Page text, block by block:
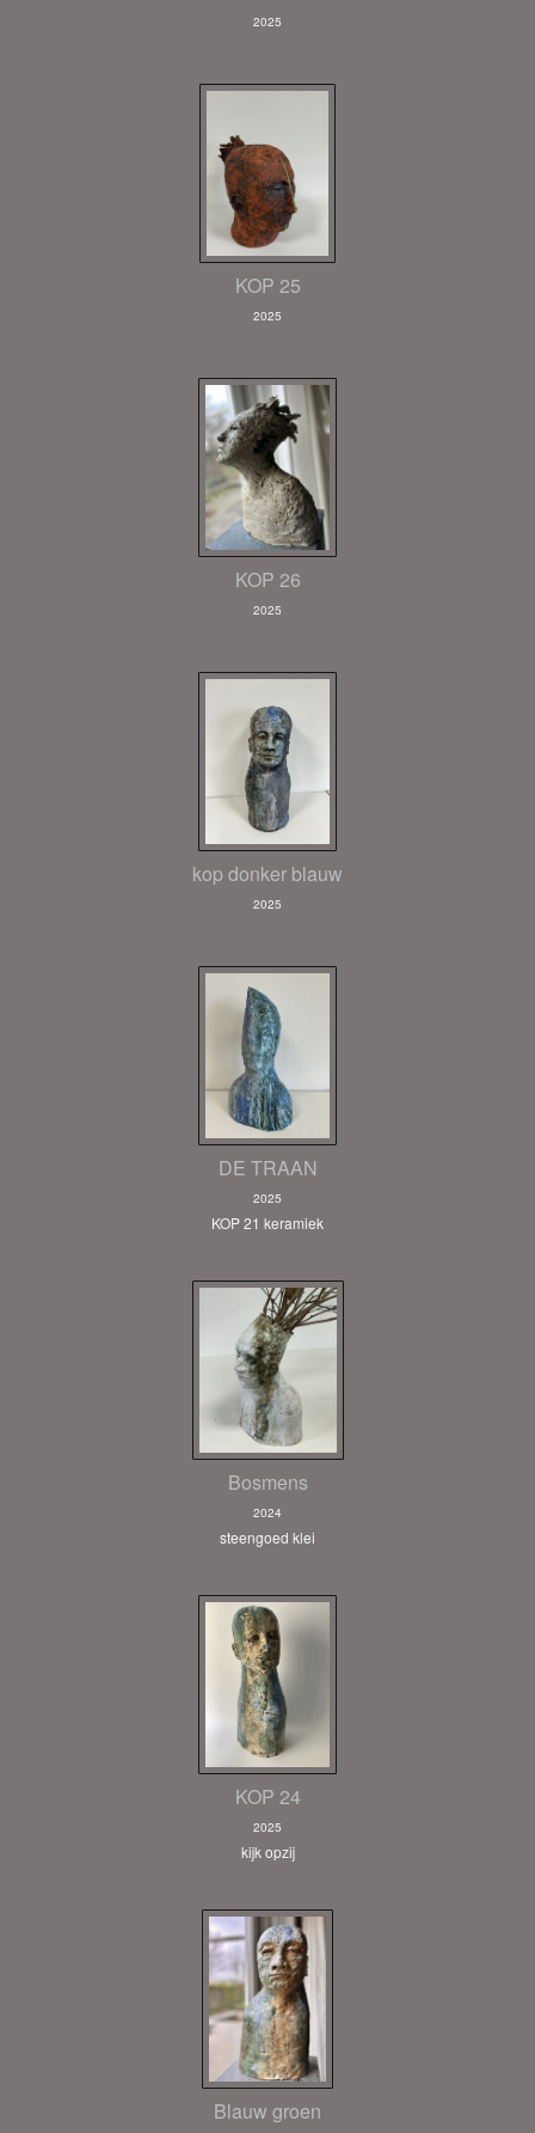
2025
KOP 25
2025
KOP 26
2025
kop donker blauw
2025
DE TRAAN
2025
KOP 21 keramiek
Bosmens
2024
steengoed klei
KOP 24
2025
kijk opzij
Blauw groen